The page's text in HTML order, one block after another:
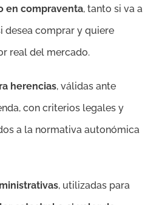
en compraventa, tanto si va a
desea comprar y quiere
real del mercado.
herencias, válidas ante
con criterios legales y
a la normativa autonómica
, utilizadas para